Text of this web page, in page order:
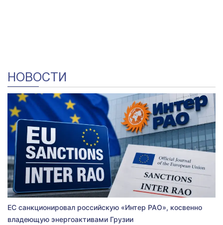
НОВОСТИ
ЕС санкционировал российскую «Интер РАО», косвенно
владеющую энергоактивами Грузии